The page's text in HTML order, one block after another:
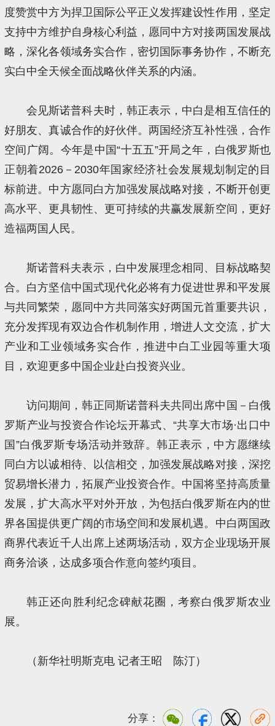
度赞赏中方为捍卫国际公平正义发挥建设性作用，坚定
支持中方维护自身核心利益，愿同中方对接两国发展战
略，深化各领域务实合作，密切国际事务协作，不断充
实白中全天候全面战略伙伴关系的内涵。
会见斯诺普科夫时，韩正表示，中白是相互信任的
好朋友、真诚合作的好伙伴。两国经济互补性强，合作
空间广阔。今年是中国“十五五”开局之年，白俄罗斯也
正朝着2026－2030年国家经济社会发展规划制定的目
标前进。中方愿同白方加强发展战略对接，不断开创更
高水平、更具韧性、更可持续的共赢发展新空间，更好
造福两国人民。
斯诺普科夫表示，白中发展理念相同、目标战略契
合。白方坚信中国式现代化必将有力促进世界和平发展
与共同繁荣，愿同中方共同落实好两国元首重要共识，
充分发挥现有双边合作机制作用，增进人文交流，扩大
产业和工业领域务实合作，推进中白工业园等重大项
目，欢迎更多中国企业赴白投资兴业。
访问期间，韩正同斯诺普科夫共同出席中国－白俄
罗斯产业与投资合作论坛开幕式、“共享大市场·出口中
国”白俄罗斯专场活动并致辞。韩正表示，中方愿继续
同白方以诚相待、以信相交，加强发展战略对接，深挖
贸易增长潜力，拓展产业投资合作。中国将坚持高质量
发展，扩大高水平对外开放，为包括白俄罗斯在内的世
界各国提供更广阔的市场空间和发展机遇。中白两国政
商界代表近千人出席上述两场活动，双方企业现场开展
商务洽谈，达成多项合作意向签约项目。
韩正还向胜利纪念碑献花圈，考察白俄罗斯农业
展。
（新华社明斯克电 记者王昭 陈汀）
分享：